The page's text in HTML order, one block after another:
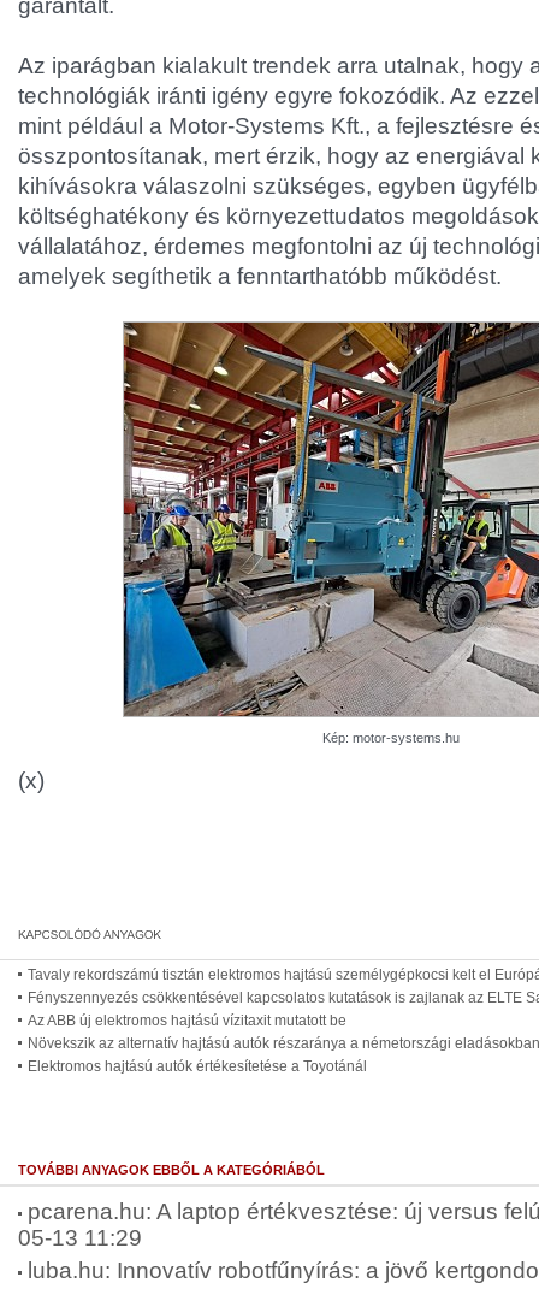
garantált.
Az iparágban kialakult trendek arra utalnak, hogy
technológiák iránti igény egyre fokozódik. Az
mint például a Motor-Systems Kft., a fejlesztésre
összpontosítanak, mert érzik, hogy az energiával
kihívásokra válaszolni szükséges, egyben
költséghatékony és környezettudatos
vállalatához, érdemes megfontolni az új
amelyek segíthetik a fenntarthatóbb működést.
Kép: motor-systems.hu
(x)
Tavaly rekordszámú tisztán elektromos hajtású személygépkocsi kelt el
Fényszennyezés csökkentésével kapcsolatos kutatások is zajlanak az ELTE
Az ABB új elektromos hajtású vízitaxit mutatott be
Növekszik az alternatív hajtású autók részaránya a németországi eladásokban
Elektromos hajtású autók értékesítetése a Toyotánál
TOVÁBBI ANYAGOK EBBŐL A KATEGÓRIÁBÓL
pcarena.hu: A laptop értékvesztése: új versus
05-13 11:29
luba.hu: Innovatív robotfűnyírás: a jövő